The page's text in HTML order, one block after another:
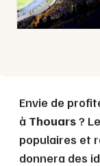
Envie de
à Thouars?
populaires et
donnera des